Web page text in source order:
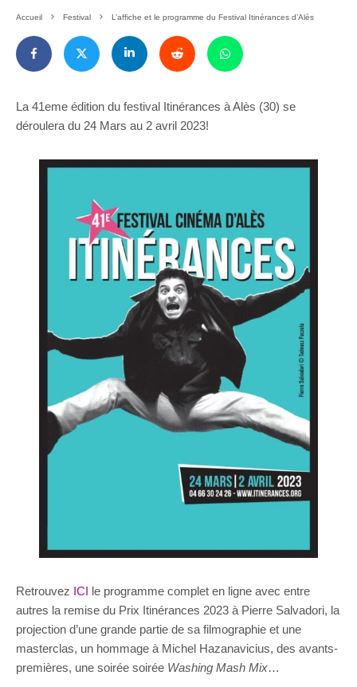
Accueil Festival L’affiche et le programme du Festival Itinérances d’Alès
La 41eme édition du festival Itinérances à Alès (30) se
déroulera du 24 Mars au 2 avril 2023!
Retrouvez ICI le programme complet en ligne avec entre
autres la remise du Prix Itinérances 2023 à Pierre Salvadori, la
projection d’une grande partie de sa filmographie et une
masterclas, un hommage à Michel Hazanavicius, des avants-
premières, une soirée soirée Washing Mash Mix…